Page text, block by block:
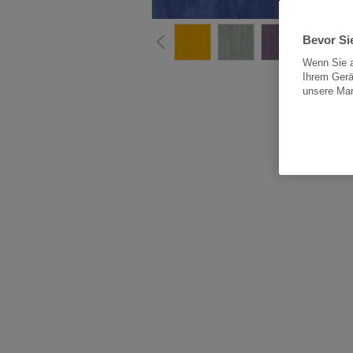
Alle
Bevor
Wenn Sie
Ihrem
unsere